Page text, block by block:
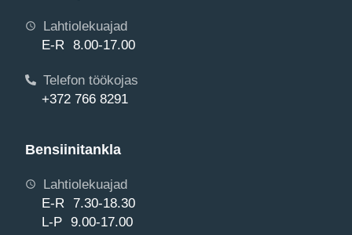
Lahtiolekuajad
E-R 8.00-17.00
Telefon töökojas
+372 766 8291
Bensiinitankla
Lahtiolekuajad
E-R 7.30-18.30
L-P 9.00-17.00